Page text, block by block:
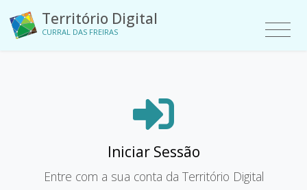
Território Digital
CURRAL DAS FREIRAS
Iniciar Sessão
Entre com a sua conta da Território Digital